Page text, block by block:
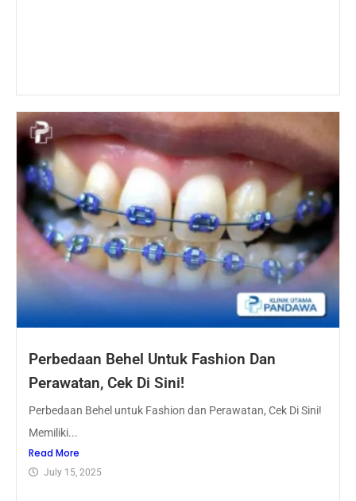
Perbedaan Behel Untuk Fashion Dan
Perawatan, Cek Di Sini!
Perbedaan Behel untuk Fashion dan Perawatan, Cek Di Sini!
Memiliki...
Read More
July 15, 2025